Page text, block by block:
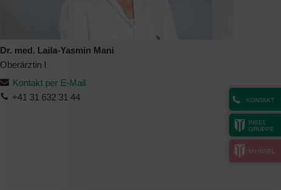
KONTAKT
INSEL
GRUPPE
MYINSEL
Dr. med. Laila-Yasmin Mani
Oberärztin I
Kontakt per E-Mail
+41 31 632 31 44